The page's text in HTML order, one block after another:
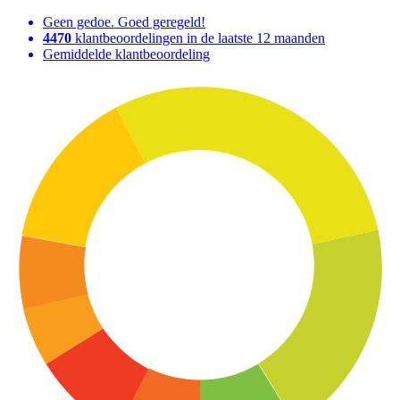
Geen gedoe. Goed geregeld!
4470 klantbeoordelingen in de laatste 12 maanden
Gemiddelde klantbeoordeling